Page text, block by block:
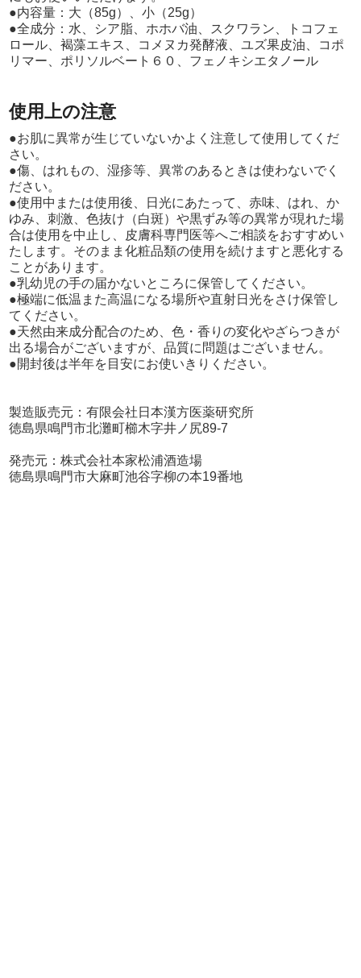
●内容量：大（85g）、小（25g）
●全成分：水、シア脂、ホホバ油、スクワラン、トコフェ
ロール、褐藻エキス、コメヌカ発酵液、ユズ果皮油、コポ
リマー、ポリソルベート６０、フェノキシエタノール
使用上の注意
●お肌に異常が生じていないかよく注意して使用してくだ
さい。
●傷、はれもの、湿疹等、異常のあるときは使わないでく
ださい。
●使用中または使用後、日光にあたって、赤味、はれ、か
ゆみ、刺激、色抜け（白斑）や黒ずみ等の異常が現れた場
合は使用を中止し、皮膚科専門医等へご相談をおすすめい
たします。そのまま化粧品類の使用を続けますと悪化する
ことがあります。
●乳幼児の手の届かないところに保管してください。
●極端に低温また高温になる場所や直射日光をさけ保管し
てください。
●天然由来成分配合のため、色・香りの変化やざらつきが
出る場合がございますが、品質に問題はございません。
●開封後は半年を目安にお使いきりください。
製造販売元：有限会社日本漢方医薬研究所
徳島県鳴門市北灘町櫛木字井ノ尻89-7
発売元：株式会社本家松浦酒造場
徳島県鳴門市大麻町池谷字柳の本19番地